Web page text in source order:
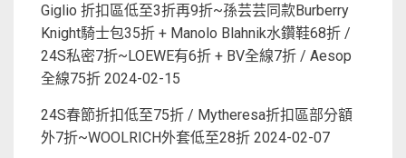
Giglio 折扣區低至3折再9折~孫芸芸同款Burberry
Knight騎士包35折 + Manolo Blahnik水鑽鞋68折 /
24S私密7折~LOEWE有6折 + BV全線7折 / Aesop
全線75折 2024-02-15
24S春節折扣低至75折 / Mytheresa折扣區部分額
外7折~WOOLRICH外套低至28折 2024-02-07